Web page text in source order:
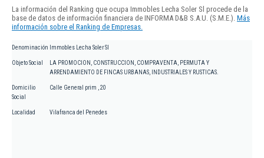
La información del Ranking que ocupa Immobles Lecha Soler Sl procede de la
base de datos de información financiera de INFORMA D&B S.A.U. (S.M.E.). Más
información sobre el Ranking de Empresas.
Denominación Immobles Lecha Soler Sl
Objeto Social
LA PROMOCION, CONSTRUCCION, COMPRAVENTA, PERMUTA Y
ARRENDAMIENTO DE FINCAS URBANAS, INDUSTRIALES Y RUSTICAS.
Domicilio
Social
Calle General prim , 20
Localidad Vilafranca del Penedes